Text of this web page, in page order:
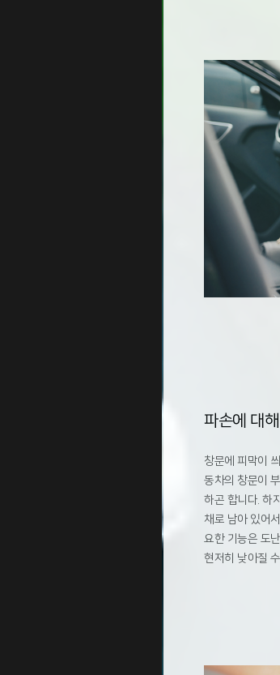
파손에 대
창문에 피막이
동차의 창문이
하곤 합니다. 하
채로 남아 있어
요한 기능은 도
현저히 낮아질